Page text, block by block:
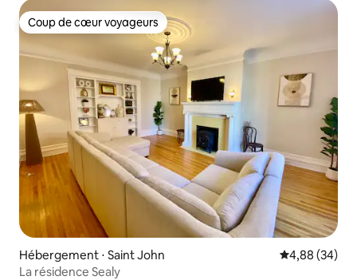
Coup de cœur voyageurs
Coup de cœur voyageurs
Hébergement ⋅ Saint John Évaluation
4,88 (34)
La résidence Sealy